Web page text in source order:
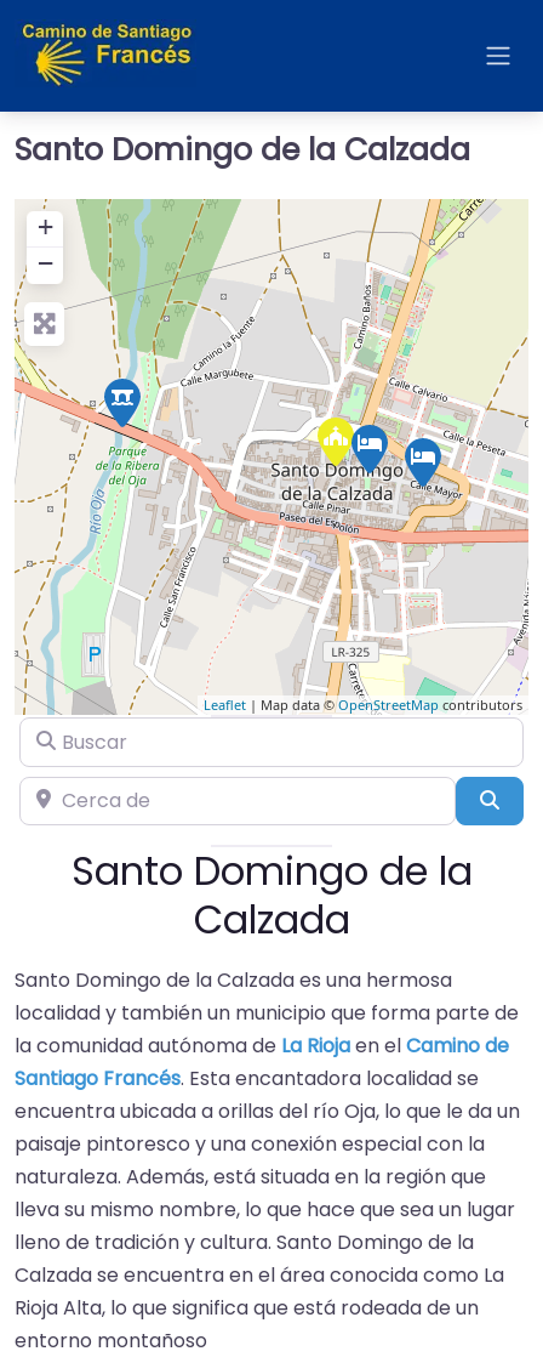
Santo Domingo de la Calzada
+
−
Leaflet | Map data ©OpenStreetMap contributors
Buscar
Cerca de
Santo Domingo de la
Calzada
Santo Domingo de la Calzada es una hermosa
localidad y también un municipio que forma parte de
la comunidad autónoma de La Riojaen elCamino de
Santiago Francés. Esta encantadora localidad se
encuentra ubicada a orillas del río Oja, lo que le da un
paisaje pintoresco y una conexión especial con la
naturaleza. Además, está situada en la región que
lleva su mismo nombre, lo que hace que sea un lugar
lleno de tradición y cultura. Santo Domingo de la
Calzada se encuentra en el área conocida como La
Rioja Alta, lo que significa que está rodeada de un
entorno montañoso